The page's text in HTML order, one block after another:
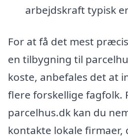
arbejdskraft typisk
For at få det mest
en tilbygning til
koste, anbefales det at
flere forskellige fagfolk.
parcelhus.dk kan du
kontakte lokale